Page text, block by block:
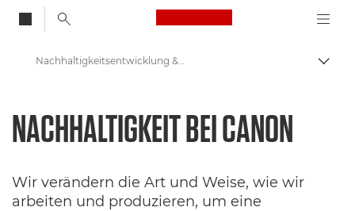
Canon Logo, back
Auf
Nachhaltigkeitsentwicklung & Initiativen
NACHHALTIGKEIT BEICANON
Wir verändern die Art und Weise, wie wir
arbeiten und produzieren, um eine